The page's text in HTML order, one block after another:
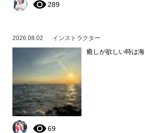
289
2026.08.02 インストラクター
癒しが欲しい時は海
69